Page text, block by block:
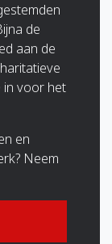
de
aan de
in voor het
en
Neem